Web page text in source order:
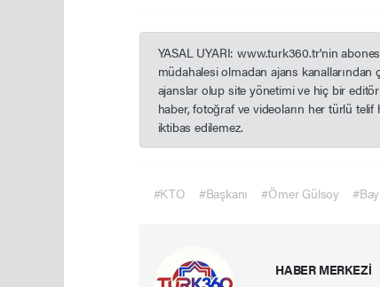
YASAL UYARI: www.turk360.tr'nin
müdahalesi olmadan ajans
ajanslar olup site yönetimi ve hiç bir
haber, fotoğraf ve videoların her türlü
iktibas edilemez.
#KTO #Başkanı #Ömer Gülsoy
HABER MERKEZİ